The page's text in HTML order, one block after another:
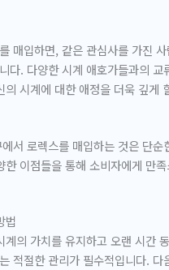
매입하면, 같은 관심사를 가진
다. 다양한 시계 애호가들과의 교
의 시계에 대한 애정을 더욱 깊게
서 로렉스를 매입하는 것은 단순
한 이점들을 통해 소비자에게 만
법
계의 가치를 유지하고 오랜 시간
적절한 관리가 필수적입니다. 다